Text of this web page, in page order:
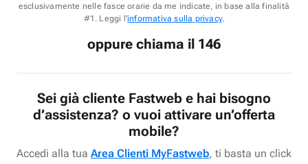
esclusivamente nelle fasce orarie da me indicate, in base alla finalità
#1. Leggi l'informativa sulla privacy.
oppure chiama il 146
Sei già cliente Fastweb e hai bisogno
d’assistenza? o vuoi attivare un’offerta
mobile?
Accedi alla tua Area Clienti MyFastweb, ti basta un click